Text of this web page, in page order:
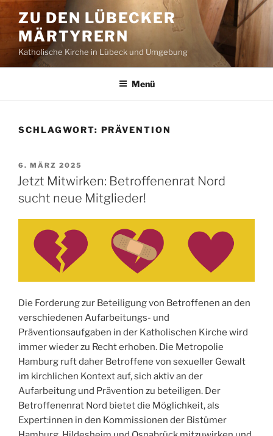
Zum
Inhalt
springen
ZU DEN LÜBECKER
MÄRTYRERN
Katholische Kirche in Lübeck und Umgebung
Menü
SCHLAGWORT: PRÄVENTION
VERÖFFENTLICHT
AM
6. MÄRZ 2025
Jetzt Mitwirken: Betroffenenrat Nord
sucht neue Mitglieder!
Die Forderung zur Beteiligung von Betroffenen an den
verschiedenen Aufarbeitungs- und
Präventionsaufgaben in der Katholischen Kirche wird
immer wieder zu Recht erhoben. Die Metropolie
Hamburg ruft daher Betroffene von sexueller Gewalt
im kirchlichen Kontext auf, sich aktiv an der
Aufarbeitung und Prävention zu beteiligen. Der
Betroffenenrat Nord bietet die Möglichkeit, als
Expert:innen in den Kommissionen der Bistümer